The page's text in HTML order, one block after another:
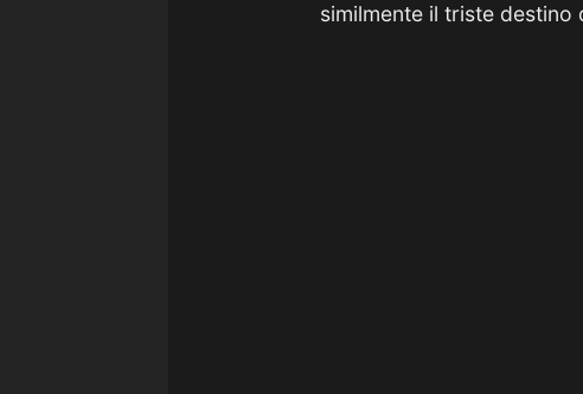
similmente il triste destino